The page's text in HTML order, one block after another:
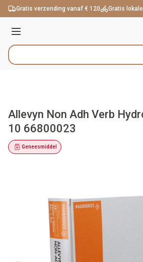
Ga naar de inhoud
Gratis verzending vanaf € 120 Gratis
Menu
Product, merk, categorie...
Allevyn Non Adh Verb
10 66800023
Geneesmiddel